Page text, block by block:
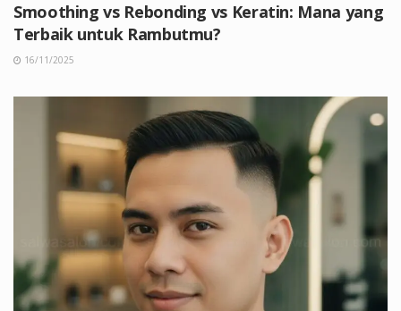
Smoothing vs Rebonding vs Keratin: Mana yang
Terbaik untuk Rambutmu?
16/11/2025